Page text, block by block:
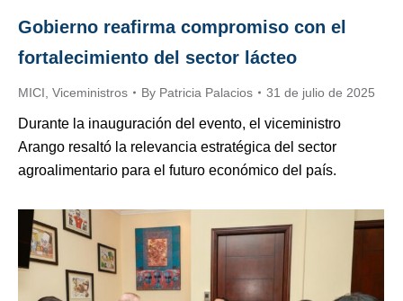
Gobierno reafirma compromiso con el
fortalecimiento del sector lácteo
MICI Viceministros By Patricia Palacios 31 de julio de 2025
Durante la inauguración del evento, el viceministro
Arango resaltó la relevancia estratégica del sector
agroalimentario para el futuro económico del país.